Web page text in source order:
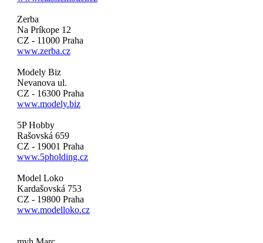
Zerba
Na Príkope 12
CZ - 11000 Praha
www.zerba.cz
Modely Biz
Nevanova ul.
CZ - 16300 Praha
www.modely.biz
5P Hobby
Rašovská 659
CZ - 19001 Praha
www.5pholding.cz
Model Loko
Kardašovská 753
CZ - 19800 Praha
www.modelloko.cz